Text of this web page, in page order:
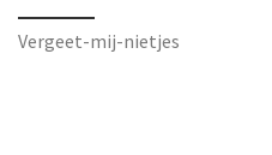
Vergeet-mij-nietjes